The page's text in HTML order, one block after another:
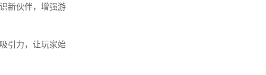
新伙伴，增强游
引力，让玩家始